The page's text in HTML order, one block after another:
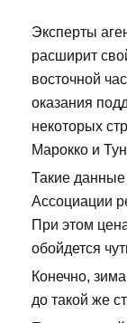
Эксперты
расширит
восточной
оказания
некоторых
Марокко и
Такие данные
Ассоциации
При этом
обойдется
Конечно,
до такой же